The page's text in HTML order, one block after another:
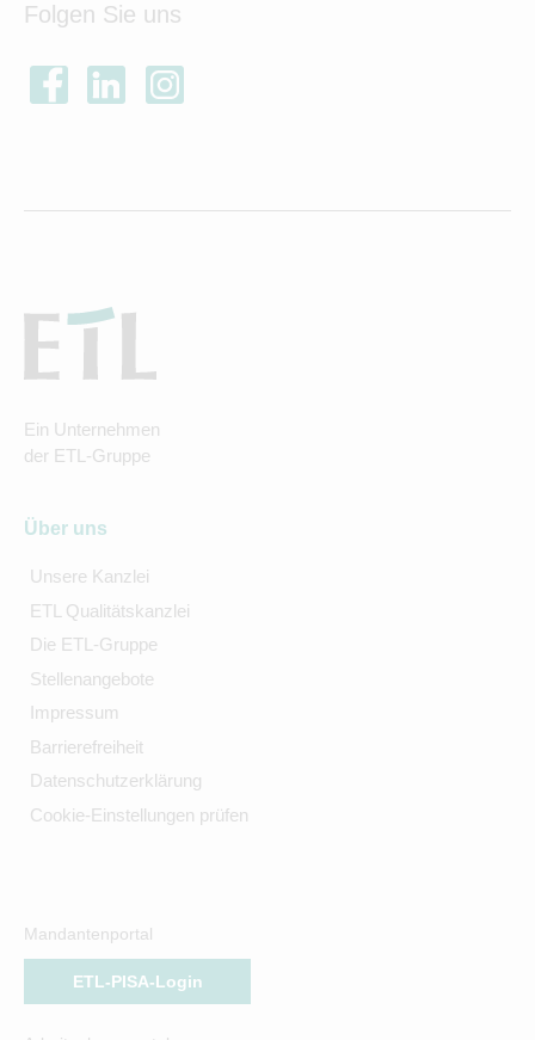
Folgen Sie uns
Ein Unternehmen
der ETL-Gruppe
Über uns
Unsere Kanzlei
ETL Qualitätskanzlei
Die ETL-Gruppe
Stellenangebote
Impressum
Barrierefreiheit
Datenschutzerklärung
Cookie-Einstellungen prüfen
Mandantenportal
ETL-PISA-Login